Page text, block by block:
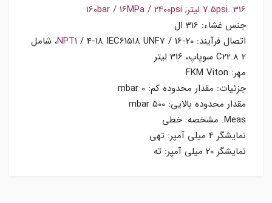
7.5psi. 316 لیتر; 160bar / 16MPa / 2400psi
جنس غشاء: 316 ال
اتصال فرآیند:
NPT1/ 4-18 IEC61518 UNF7 / 16-20، شامل
C22.8 2 سوپاپ، 316 لیتر
مهر: FKM Viton
جزئیات: مقدار محدوده کم: 0 mbar
مقدار محدوده بالایی: 500 mbar
Meas. مشخصه: خطی
نمایشگر 4 میلی آمپر: تهی
نمایشگر 20 میلی آمپر: ته